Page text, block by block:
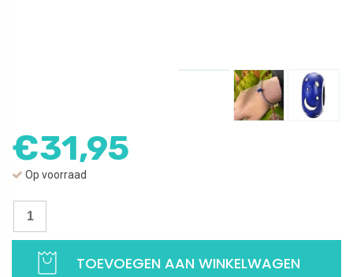
€31,95
Op voorraad
Maan
Spacer
TOEVOEGEN AAN WINKELWAGEN